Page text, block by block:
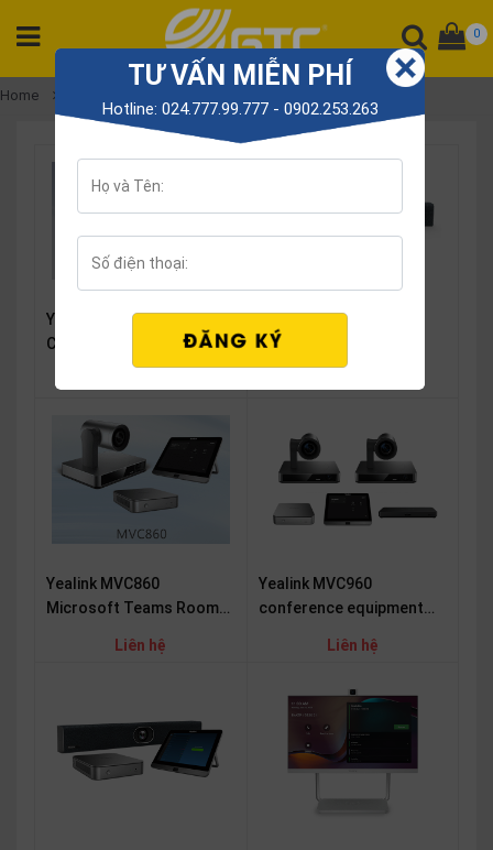
0
Home
Yealink UVC84-BYOD
Conference Equipment
Yealink UVC40-BYOD
Conference Kit
Yealink MVC860
Microsoft Teams Rooms
Liên hệ
Yealink MVC960
conference equipment
Liên hệ
CATEGORY
PRODUCT
Gateway
Solution
TƯ VẤN MIỄN PHÍ
Hotline: 024.777.99.777 - 0902.253.263